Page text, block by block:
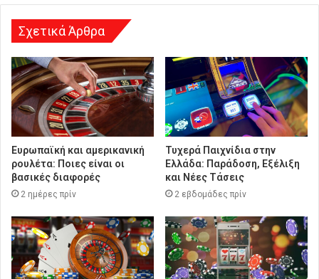
η
Σχετικά Άρθρα
Ευρωπαϊκή και αμερικανική
ρουλέτα: Ποιες είναι οι
βασικές διαφορές
2 ημέρες πρίν
Τυχερά Παιχνίδια στην
Ελλάδα: Παράδοση, Εξέλιξη
και Νέες Τάσεις
2 εβδομάδες πρίν